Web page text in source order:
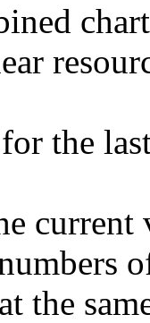
for the
the